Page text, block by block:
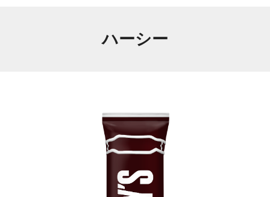
ハーシー